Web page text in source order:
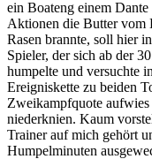
ein Boateng einem
Aktionen die Butter vom
Rasen brannte, soll hier
Spieler, der sich ab der
humpelte und versuchte
Ereigniskette zu beiden
Zweikampfquote
niederknien. Kaum
Trainer auf mich gehört
Humpelminuten